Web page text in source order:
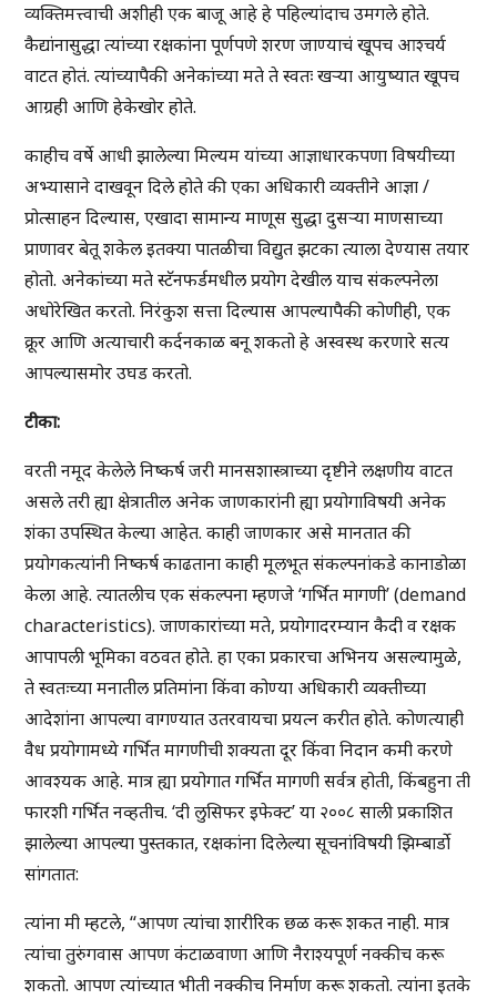
व्यक्तिमत्त्वाची अशीही एक बाजू आहे हे पहिल्यांदाच उमगले होते.
कैद्यांनासुद्धा त्यांच्या रक्षकांना पूर्णपणे शरण जाण्याचं खूपच आश्चर्य
वाटत होतं. त्यांच्यापैकी अनेकांच्या मते ते स्वतः खऱ्या आयुष्यात खूपच
आग्रही आणि हेकेखोर होते.
काहीच वर्षे आधी झालेल्या मिल्यम यांच्या आज्ञाधारकपणा विषयीच्या
अभ्यासाने दाखवून दिले होते की एका अधिकारी व्यक्तीने आज्ञा /
प्रोत्साहन दिल्यास, एखादा सामान्य माणूस सुद्धा दुसऱ्या माणसाच्या
प्राणावर बेतू शकेल इतक्या पातळीचा विद्युत झटका त्याला देण्यास तयार
होतो. अनेकांच्या मते स्टॅनफर्डमधील प्रयोग देखील याच संकल्पनेला
अधोरेखित करतो. निरंकुश सत्ता दिल्यास आपल्यापैकी कोणीही, एक
क्रूर आणि अत्याचारी कर्दनकाळ बनू शकतो हे अस्वस्थ करणारे सत्य
आपल्यासमोर उघड करतो.
टीका:
वरती नमूद केलेले निष्कर्ष जरी मानसशास्त्राच्या दृष्टीने लक्षणीय वाटत
असले तरी ह्या क्षेत्रातील अनेक जाणकारांनी ह्या प्रयोगाविषयी अनेक
शंका उपस्थित केल्या आहेत. काही जाणकार असे मानतात की
प्रयोगकत्यांनी निष्कर्ष काढताना काही मूलभूत संकल्पनांकडे कानाडोळा
केला आहे. त्यातलीच एक संकल्पना म्हणजे ‘गर्भित मागणी’ (demand
characteristics). जाणकारांच्या मते, प्रयोगादरम्यान कैदी व रक्षक
आपापली भूमिका वठवत होते. हा एका प्रकारचा अभिनय असल्यामुळे,
ते स्वतःच्या मनातील प्रतिमांना किंवा कोण्या अधिकारी व्यक्तीच्या
आदेशांना आपल्या वागण्यात उतरवायचा प्रयत्न करीत होते. कोणत्याही
वैध प्रयोगामध्ये गर्भित मागणीची शक्यता दूर किंवा निदान कमी करणे
आवश्यक आहे. मात्र ह्या प्रयोगात गर्भित मागणी सर्वत्र होती, किंबहुना ती
फारशी गर्भित नव्हतीच. ‘दी लुसिफर इफेक्ट’ या २००८ साली प्रकाशित
झालेल्या आपल्या पुस्तकात, रक्षकांना दिलेल्या सूचनांविषयी झिम्बार्डो
सांगतात:
त्यांना मी म्हटले, “आपण त्यांचा शारीरिक छळ करू शकत नाही. मात्र
त्यांचा तुरुंगवास आपण कंटाळवाणा आणि नैराश्यपूर्ण नक्कीच करू
शकतो. आपण त्यांच्यात भीती नक्कीच निर्माण करू शकतो. त्यांना इतके